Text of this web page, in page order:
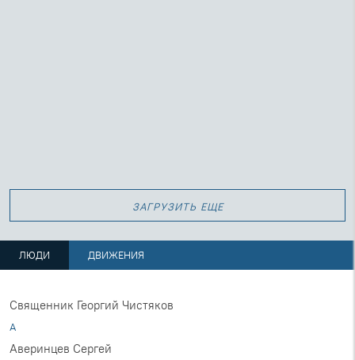
загрузить еще
ЛЮДИ ДВИЖЕНИЯ
Священник Георгий Чистяков
А
Аверинцев Сергей